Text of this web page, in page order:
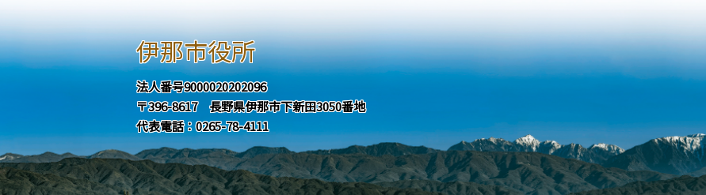
伊那市役所
法人番号9000020202096
〒396-8617 長野県伊那市下新田3050番地
代表電話：0265-78-4111